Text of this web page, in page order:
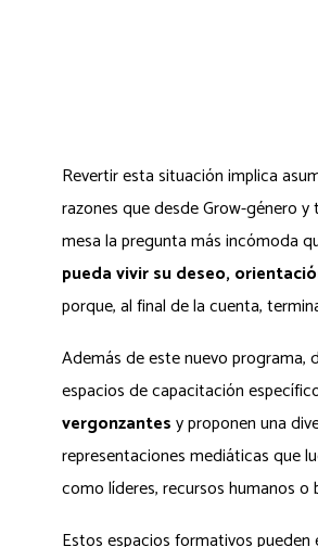
Revertir esta situación implica
razones que desde Grow-género
mesa la pregunta más incómoda
pueda vivir su deseo,
porque, al final de la cuenta,
Además de este nuevo programa,
espacios de capacitación
vergonzantesy proponen una
representaciones mediáticas que
como líderes, recursos humanos
Estos espacios formativos